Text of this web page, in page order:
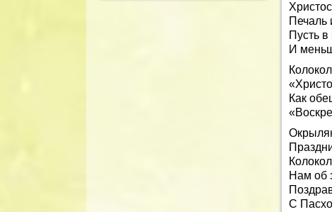
Печаль
Пусть
И
Как
Нам об
С